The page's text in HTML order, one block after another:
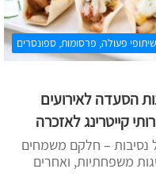
פעולה, פרסומות, ספונסרים
הסעדה לאירועים
קייטרינג לאזכרה
נסיבות – חלקם משמחים
משפחתיות, ואחרים